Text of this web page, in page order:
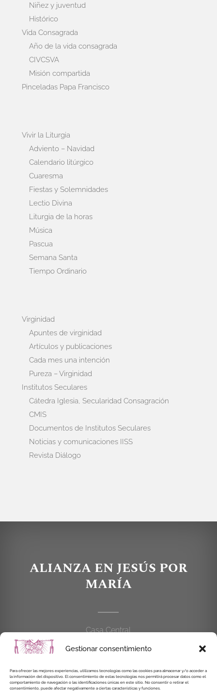
Gestionar consentimiento
Para ofrecer las mejores experiencias, utilizamos tecnologías como las cookies para almacenar y/o acceder a
la información del dispositivo. El consentimiento de estas tecnologías nos permitirá procesar datos como el
comportamiento de navegación o las identificaciones únicas en este sitio. No consentir o retirar el
consentimiento, puede afectar negativamente a ciertas características y funciones.
Niñez y juventud
Histórico
Vida Consagrada
Año de la vida consagrada
CIVCSVA
Misión compartida
Pinceladas Papa Francisco
Vivir la Liturgia
Adviento – Navidad
Calendario litúrgico
Cuaresma
Fiestas y Solemnidades
Lectio Divina
Liturgia de la horas
Música
Pascua
Semana Santa
Tiempo Ordinario
Virginidad
Apuntes de virginidad
Artículos y publicaciones
Cada mes una intención
Pureza – Virginidad
Institutos Seculares
Cátedra Iglesia, Secularidad Consagración
CMIS
Documentos de Institutos Seculares
Noticias y comunicaciones IISS
Revista Diálogo
ALIANZA EN JESÚS POR
MARÍA
Casa Central
914 462 114